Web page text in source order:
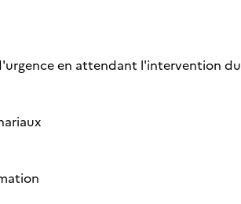
en attendant l'intervention du